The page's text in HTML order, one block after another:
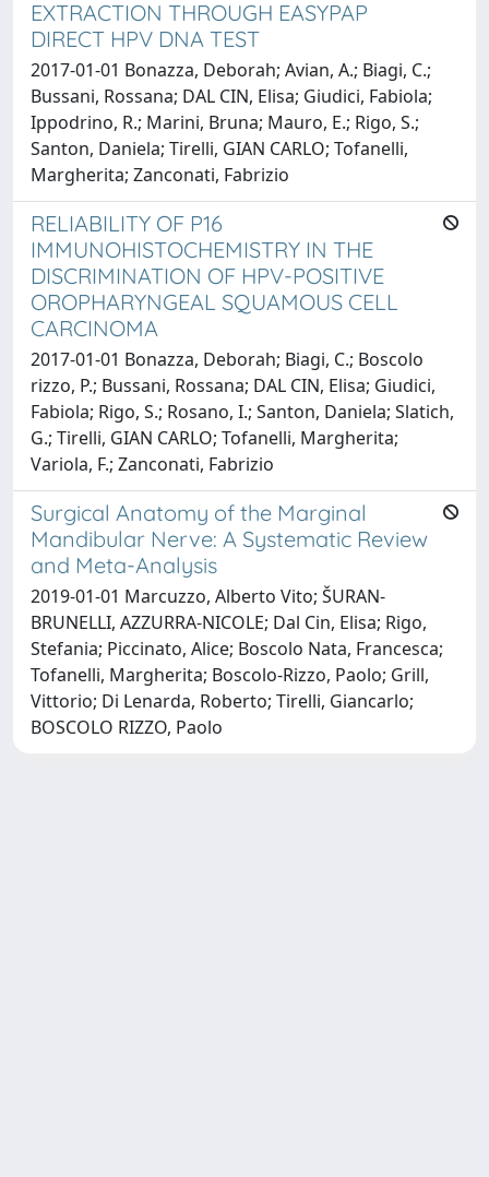
EXTRACTION THROUGH EASYPAP
DIRECT HPV DNA TEST
2017-01-01 Bonazza, Deborah; Avian, A.; Biagi, C.;
Bussani, Rossana; DAL CIN, Elisa; Giudici, Fabiola;
Ippodrino, R.; Marini, Bruna; Mauro, E.; Rigo, S.;
Santon, Daniela; Tirelli, GIAN CARLO; Tofanelli,
Margherita; Zanconati, Fabrizio
RELIABILITY OF P16
IMMUNOHISTOCHEMISTRY IN THE
DISCRIMINATION OF HPV-POSITIVE
OROPHARYNGEAL SQUAMOUS CELL
CARCINOMA
2017-01-01 Bonazza, Deborah; Biagi, C.; Boscolo
rizzo, P.; Bussani, Rossana; DAL CIN, Elisa; Giudici,
Fabiola; Rigo, S.; Rosano, I.; Santon, Daniela; Slatich,
G.; Tirelli, GIAN CARLO; Tofanelli, Margherita;
Variola, F.; Zanconati, Fabrizio
Surgical Anatomy of the Marginal
Mandibular Nerve: A Systematic Review
and Meta-Analysis
2019-01-01 Marcuzzo, Alberto Vito; ŠURAN-
BRUNELLI, AZZURRA-NICOLE; Dal Cin, Elisa; Rigo,
Stefania; Piccinato, Alice; Boscolo Nata, Francesca;
Tofanelli, Margherita; Boscolo-Rizzo, Paolo; Grill,
Vittorio; Di Lenarda, Roberto; Tirelli, Giancarlo;
BOSCOLO RIZZO, Paolo